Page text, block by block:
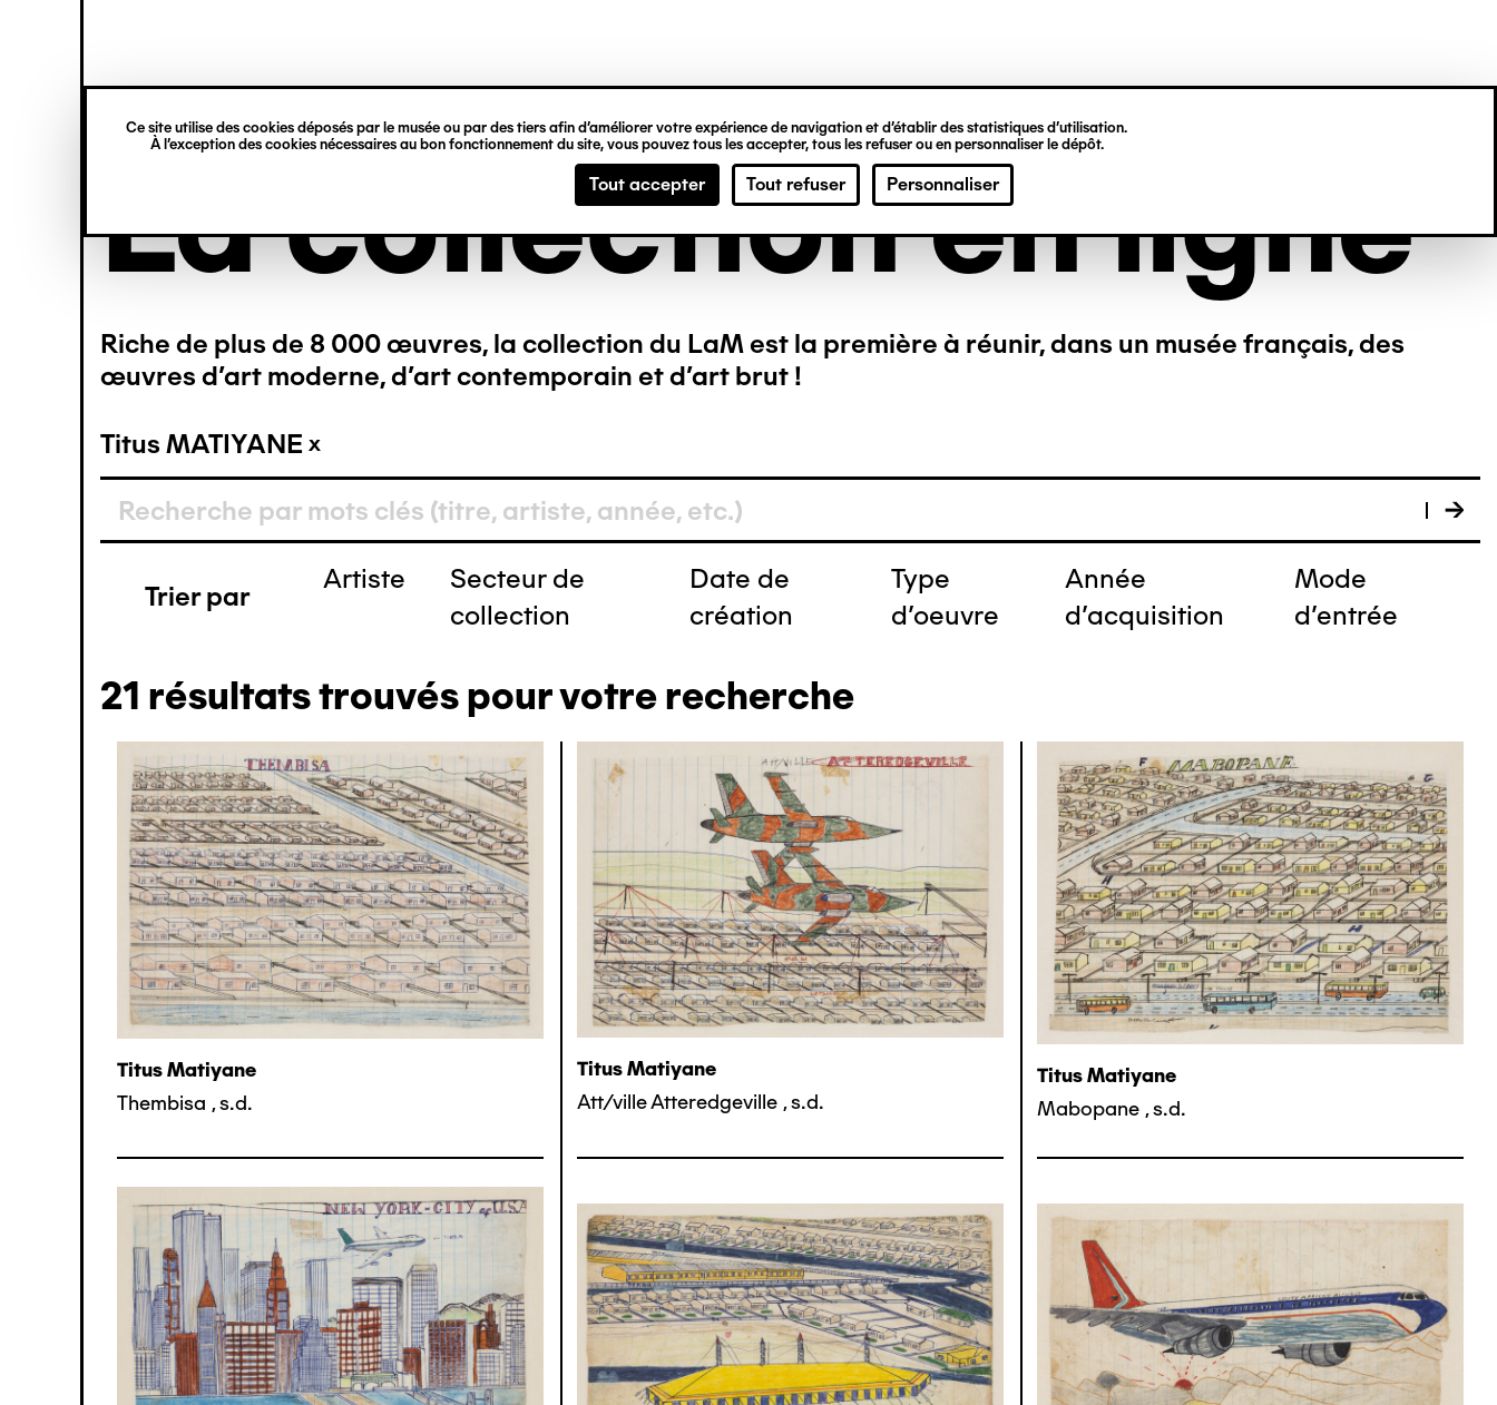
Ce site utilise des cookies déposés par le musée ou par des tiers afin d’améliorer votre expérience de navigation et d’établir des statistiques d’utilisation.
À l’exception des cookies nécessaires au bon fonctionnement du site, vous pouvez tous les accepter, tous les refuser ou en personnaliser le dépôt.
Tout accepter Tout refuser Personnaliser
principal
verticale
La collection en ligne
Riche de plus de 8 000 œuvres, la collection du LaM est la première à réunir, dans un musée français, des
œuvres d’art moderne, d’art contemporain et d’art brut !
Titus MATIYANE
Trier par
Artiste
Secteur de
collection
Date de
création
Type
d'oeuvre
Année
d'acquisition
Mode
d'entrée
21 résultats trouvés pour votre recherche
Titus Matiyane
Thembisa ,s.d.
Titus Matiyane
Att/ville Atteredgeville ,s.d.
Titus Matiyane
Mabopane ,s.d.